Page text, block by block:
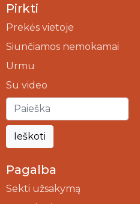
Pirkti
Prekės vietoje
Siunčiamos nemokamai
Urmu
Su video
Ieškoti
Pagalba
Sekti užsakymą